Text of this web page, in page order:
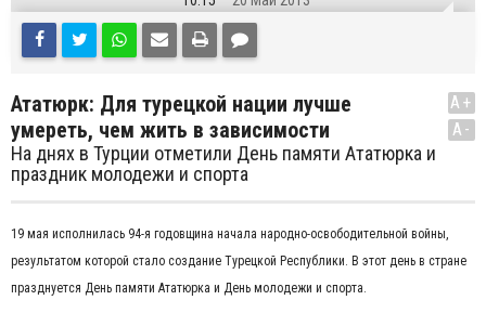
Ататюрк: Для турецкой нации лучше
умереть, чем жить в зависимости
На днях в Турции отметили День памяти Ататюрка и
праздник молодежи и спорта
A+
A-
19 мая исполнилась 94-я годовщина начала народно-освободительной войны,
результатом которой стало создание Турецкой Республики. В этот день в стране
празднуется День памяти Ататюрка и День молодежи и спорта.